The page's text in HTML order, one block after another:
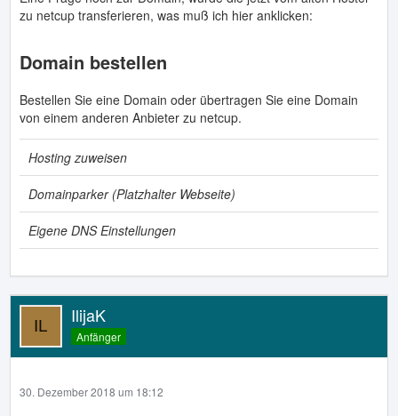
zu netcup transferieren, was muß ich hier anklicken:
Domain bestellen
Bestellen Sie eine Domain oder übertragen Sie eine Domain
von einem anderen Anbieter zu netcup.
Hosting zuweisen
Domainparker (Platzhalter Webseite)
Eigene DNS Einstellungen
IlijaK
Anfänger
30. Dezember 2018 um 18:12